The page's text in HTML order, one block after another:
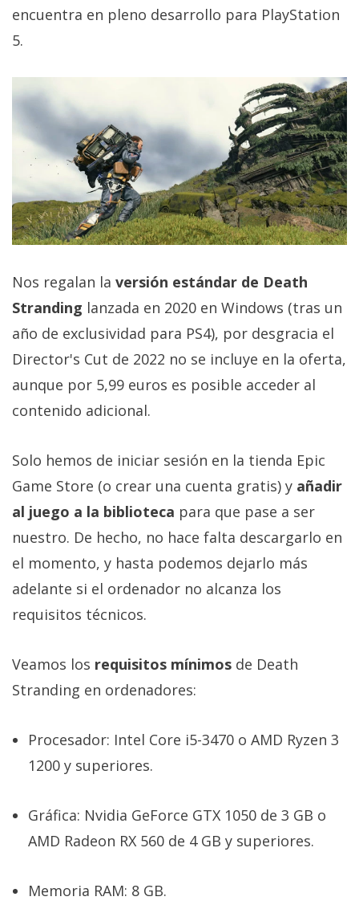
comunicación
digital donde
encontrarás
noticias sobre
tecnología,
móviles,
ordenadores,
apps,
informática,
videojuegos,
comparativas,
trucos y
tutoriales.
El Grupo
(CC) 2006-
2026. Algunos
derechos
encuentra en pleno desarrollo para PlayStation
5.
Nos regalan la versión estándar de Death
Stranding lanzada en 2020 en Windows (tras un
año de exclusividad para PS4), por desgracia el
Director's Cut de 2022 no se incluye en la oferta,
aunque por 5,99 euros es posible acceder al
contenido adicional.
Solo hemos de iniciar sesión en la tienda Epic
Game Store (o crear una cuenta gratis) y añadir
al juego a la biblioteca para que pase a ser
nuestro. De hecho, no hace falta descargarlo en
el momento, y hasta podemos dejarlo más
adelante si el ordenador no alcanza los
requisitos técnicos.
Veamos los requisitos mínimos de Death
Stranding en ordenadores:
Procesador: Intel Core i5-3470 o AMD Ryzen 3
1200 y superiores.
Gráfica: Nvidia GeForce GTX 1050 de 3 GB o
AMD Radeon RX 560 de 4 GB y superiores.
Memoria RAM: 8 GB.